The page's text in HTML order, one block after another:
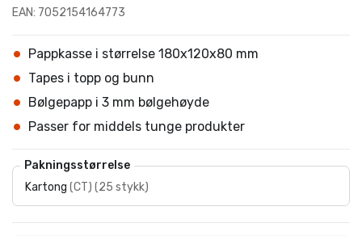
EAN: 7052154164773
Pappkasse i størrelse 180x120x80 mm
Tapes i topp og bunn
Bølgepapp i 3 mm bølgehøyde
Passer for middels tunge produkter
Pakningsstørrelse
Kartong (CT) (25 stykk)